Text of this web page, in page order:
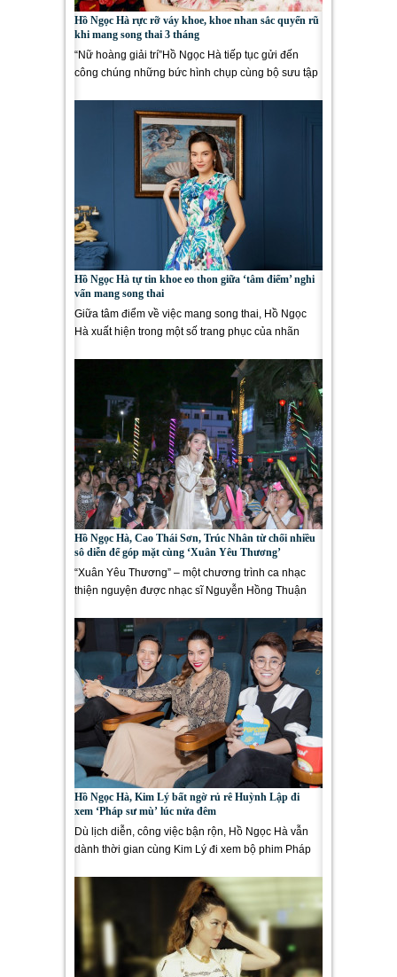
Hồ Ngọc Hà rực rỡ váy khoe, khoe nhan sắc quyến rũ
khi mang song thai 3 tháng
“Nữ hoàng giải trí”Hồ Ngọc Hà tiếp tục gửi đến
công chúng những bức hình chụp cùng bộ sưu tập
Hồ Ngọc Hà tự tin khoe eo thon giữa ‘tâm điểm’ nghi
vấn mang song thai
Giữa tâm điểm về việc mang song thai, Hồ Ngọc
Hà xuất hiện trong một số trang phục của nhãn
Hồ Ngọc Hà, Cao Thái Sơn, Trúc Nhân từ chối nhiều
sô diễn để góp mặt cùng ‘Xuân Yêu Thương’
“Xuân Yêu Thương” – một chương trình ca nhạc
thiện nguyện được nhạc sĩ Nguyễn Hồng Thuận
Hồ Ngọc Hà, Kim Lý bất ngờ rủ rê Huỳnh Lập đi
xem ‘Pháp sư mù’ lúc nửa đêm
Dù lịch diễn, công việc bận rộn, Hồ Ngọc Hà vẫn
dành thời gian cùng Kim Lý đi xem bộ phim Pháp